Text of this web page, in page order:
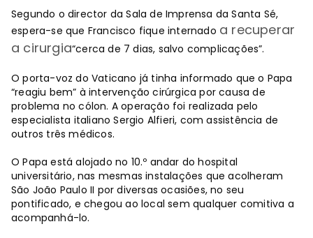
Segundo o director da Sala de Imprensa da Santa Sé,
espera-se que Francisco fique internado a recuperar
a cirurgia“cerca de 7 dias, salvo complicações”.
O porta-voz do Vaticano já tinha informado que o Papa
“reagiu bem” à intervenção cirúrgica por causa de
problema no cólon. A operação foi realizada pelo
especialista italiano Sergio Alfieri, com assistência de
outros três médicos.
O Papa está alojado no 10.º andar do hospital
universitário, nas mesmas instalações que acolheram
São João Paulo II por diversas ocasiões, no seu
pontificado, e chegou ao local sem qualquer comitiva a
acompanhá-lo.